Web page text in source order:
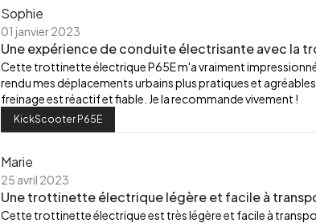
Sophie
01 janvier 2023
Une expérience de conduite électrisante avec la
Cette trottinette électrique P65E m'a vraiment
rendu mes déplacements urbains plus pratiques et
freinage est réactif et fiable. Je la recommande vivement !
KickScooter P65E
Marie
25 avril 2023
Une trottinette électrique légère et facile à
Cette trottinette électrique est très légère et facile à